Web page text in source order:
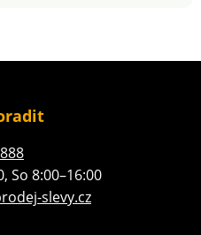
So 8:00–16:00
slevy.cz